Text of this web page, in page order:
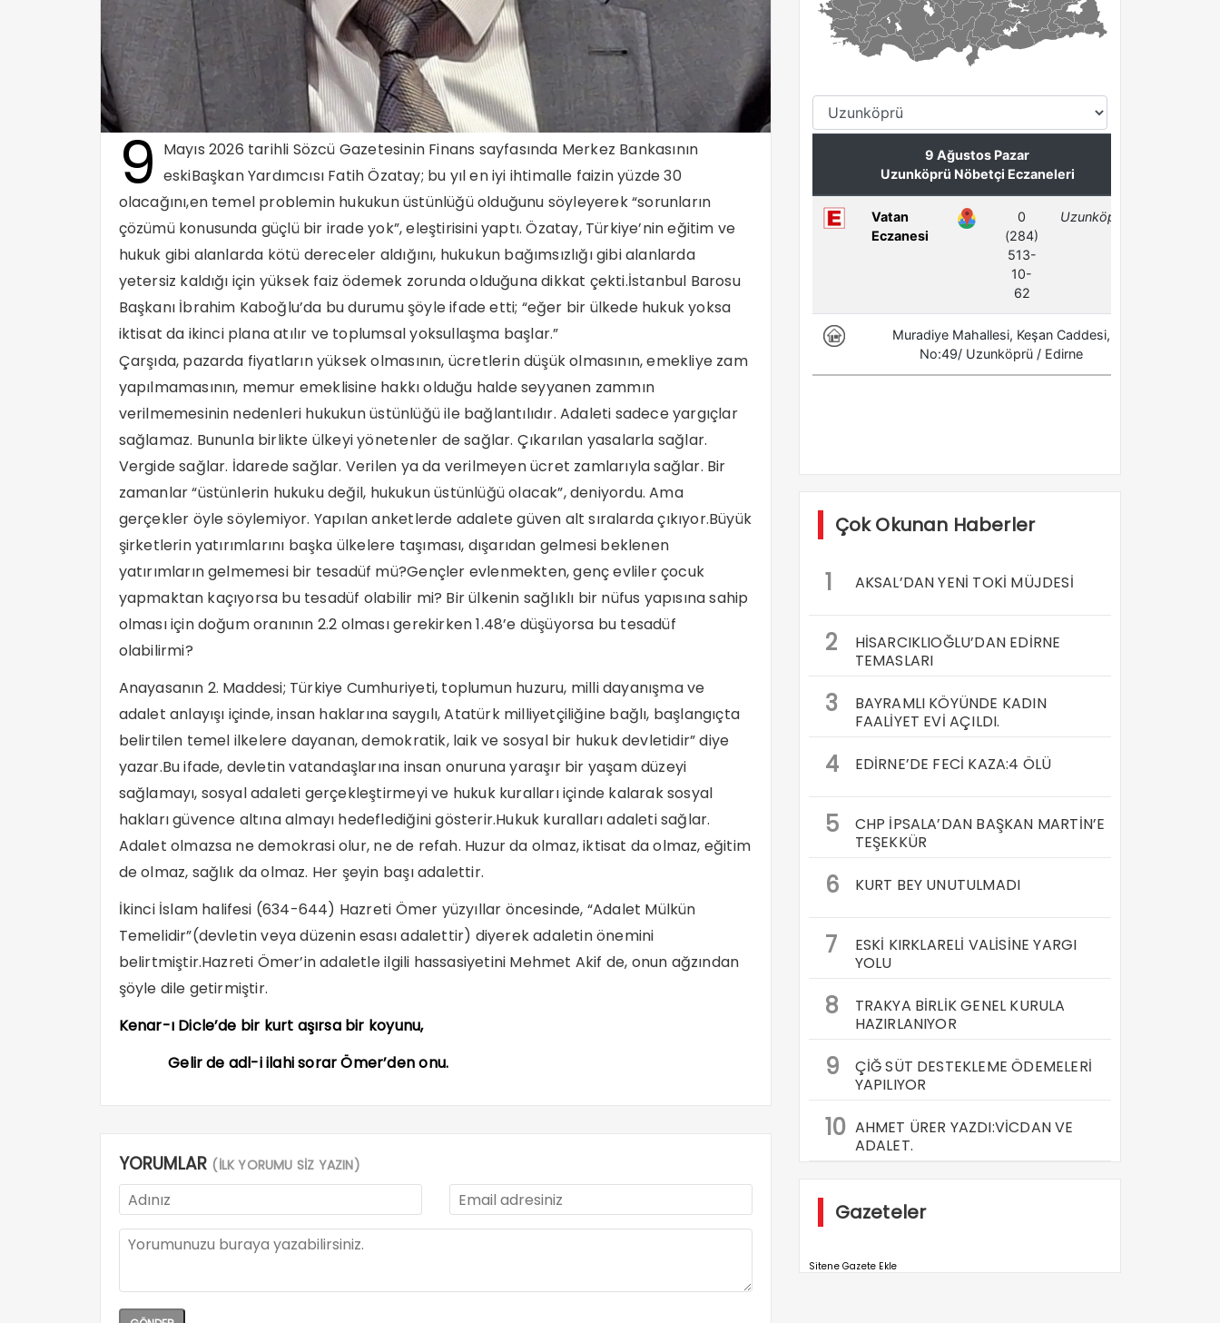
9 Mayıs 2026 tarihli Sözcü Gazetesinin Finans sayfasında Merkez Bankasının
eskiBaşkan Yardımcısı Fatih Özatay; bu yıl en iyi ihtimalle faizin yüzde 30
olacağını,en temel problemin hukukun üstünlüğü olduğunu söyleyerek “sorunların
çözümü konusunda güçlü bir irade yok”, eleştirisini yaptı. Özatay, Türkiye’nin eğitim ve
hukuk gibi alanlarda kötü dereceler aldığını, hukukun bağımsızlığı gibi alanlarda
yetersiz kaldığı için yüksek faiz ödemek zorunda olduğuna dikkat çekti.İstanbul Barosu
Başkanı İbrahim Kaboğlu’da bu durumu şöyle ifade etti; “eğer bir ülkede hukuk yoksa
iktisat da ikinci plana atılır ve toplumsal yoksullaşma başlar.”
Çarşıda, pazarda fiyatların yüksek olmasının, ücretlerin düşük olmasının, emekliye zam
yapılmamasının, memur emeklisine hakkı olduğu halde seyyanen zammın
verilmemesinin nedenleri hukukun üstünlüğü ile bağlantılıdır. Adaleti sadece yargıçlar
sağlamaz. Bununla birlikte ülkeyi yönetenler de sağlar. Çıkarılan yasalarla sağlar.
Vergide sağlar. İdarede sağlar. Verilen ya da verilmeyen ücret zamlarıyla sağlar. Bir
zamanlar “üstünlerin hukuku değil, hukukun üstünlüğü olacak”, deniyordu. Ama
gerçekler öyle söylemiyor. Yapılan anketlerde adalete güven alt sıralarda çıkıyor.Büyük
şirketlerin yatırımlarını başka ülkelere taşıması, dışarıdan gelmesi beklenen
yatırımların gelmemesi bir tesadüf mü?Gençler evlenmekten, genç evliler çocuk
yapmaktan kaçıyorsa bu tesadüf olabilir mi? Bir ülkenin sağlıklı bir nüfus yapısına sahip
olması için doğum oranının 2.2 olması gerekirken 1.48’e düşüyorsa bu tesadüf
olabilirmi?
Anayasanın 2. Maddesi; Türkiye Cumhuriyeti, toplumun huzuru, milli dayanışma ve
adalet anlayışı içinde, insan haklarına saygılı, Atatürk milliyetçiliğine bağlı, başlangıçta
belirtilen temel ilkelere dayanan, demokratik, laik ve sosyal bir hukuk devletidir” diye
yazar.Bu ifade, devletin vatandaşlarına insan onuruna yaraşır bir yaşam düzeyi
sağlamayı, sosyal adaleti gerçekleştirmeyi ve hukuk kuralları içinde kalarak sosyal
hakları güvence altına almayı hedeflediğini gösterir.Hukuk kuralları adaleti sağlar.
Adalet olmazsa ne demokrasi olur, ne de refah. Huzur da olmaz, iktisat da olmaz, eğitim
de olmaz, sağlık da olmaz. Her şeyin başı adalettir.
İkinci İslam halifesi (634-644) Hazreti Ömer yüzyıllar öncesinde, “Adalet Mülkün
Temelidir”(devletin veya düzenin esası adalettir) diyerek adaletin önemini
belirtmiştir.Hazreti Ömer’in adaletle ilgili hassasiyetini Mehmet Akif de, onun ağzından
şöyle dile getirmiştir.
Kenar-ı Dicle’de bir kurt aşırsa bir koyunu,
Gelir de adl-i ilahi sorar Ömer’den onu.
YORUMLAR (İLK YORUMU SİZ YAZIN)
Çok Okunan Haberler
1 AKSAL’DAN YENİ TOKİ MÜJDESİ
2
HİSARCIKLIOĞLU’DAN EDİRNE
TEMASLARI
3
BAYRAMLI KÖYÜNDE KADIN
FAALİYET EVİ AÇILDI.
4 EDİRNE’DE FECİ KAZA:4 ÖLÜ
5
CHP İPSALA’DAN BAŞKAN MARTİN’E
TEŞEKKÜR
6 KURT BEY UNUTULMADI
7
ESKİ KIRKLARELİ VALİSİNE YARGI
YOLU
8
TRAKYA BİRLİK GENEL KURULA
HAZIRLANIYOR
9
ÇİĞ SÜT DESTEKLEME ÖDEMELERİ
YAPILIYOR
10 AHMET ÜRER YAZDI:VİCDAN VE
ADALET.
Gazeteler
Sitene Gazete Ekle